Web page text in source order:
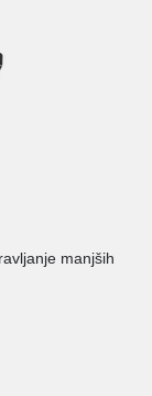
manjših